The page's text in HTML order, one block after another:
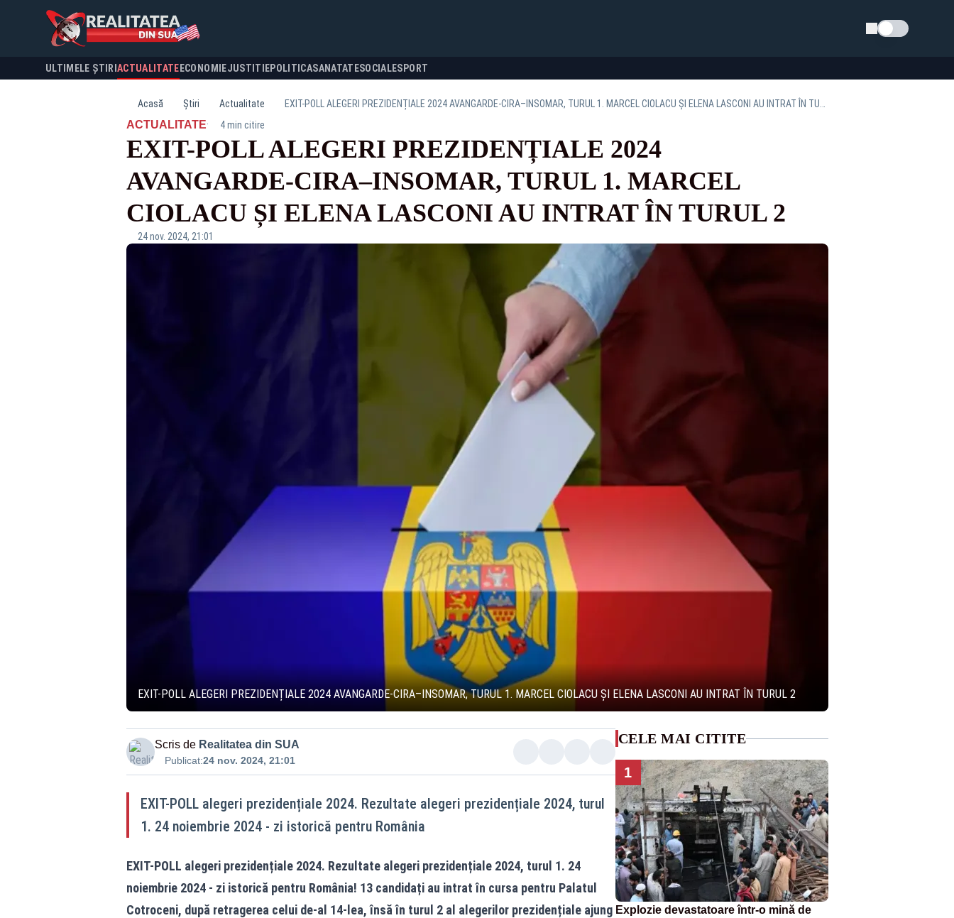
Schimba tema
ULTIMELE ȘTIRI ACTUALITATE ECONOMIEJUSTITIEPOLITICASANATATESOCIALESPORT
Acasă Știri Actualitate
ACTUALITATE· 4 min citire
EXIT-POLL ALEGERI PREZIDENȚIALE 2024
AVANGARDE-CIRA–INSOMAR, TURUL 1. MARCEL
CIOLACU ȘI ELENA LASCONI AU INTRAT ÎN TURUL 2
24 nov. 2024, 21:01
EXIT-POLL ALEGERI PREZIDENȚIALE 2024 AVANGARDE-CIRA–INSOMAR, TURUL 1. MARCEL CIOLACU ȘI ELENA LASCONI AU INTRAT ÎN TURUL 2
Scris de Realitatea din SUA
Publicat:24 nov. 2024, 21:01
EXIT-POLL alegeri prezidențiale 2024. Rezultate alegeri prezidențiale 2024, turul
1. 24 noiembrie 2024 - zi istorică pentru România
EXIT-POLL alegeri prezidențiale 2024. Rezultate alegeri prezidențiale 2024, turul 1. 24
noiembrie 2024 - zi istorică pentru România! 13 candidați au intrat în cursa pentru Palatul
Cotroceni, după retragerea celui de-al 14-lea, însă în turul 2 al alegerilor prezidențiale ajung
CELE MAI CITITE
1
Explozie devastatoare într-o mină de